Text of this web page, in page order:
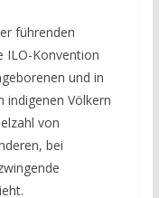
führenden
ILO-Konvention
und in
indigenen Völkern
von
bei